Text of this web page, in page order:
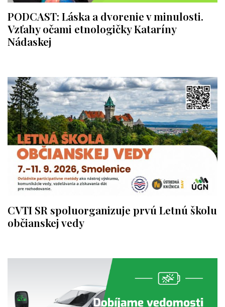
PODCAST: Láska a dvorenie v minulosti.
Vzťahy očami etnologičky Kataríny
Nádaskej
CVTI SR spoluorganizuje prvú Letnú školu
občianskej vedy